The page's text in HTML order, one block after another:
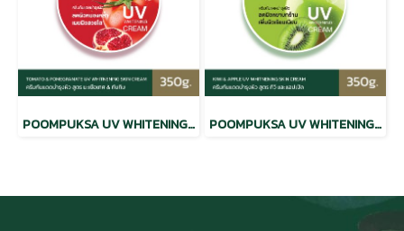
POOMPUKSA UV WHITENING BEAUTY SKIN CREAM TOMATO & POMEGRANATE POOMPUKSA UV WHITENING BEAUTY SKIN CREAM KIWI & APPLE